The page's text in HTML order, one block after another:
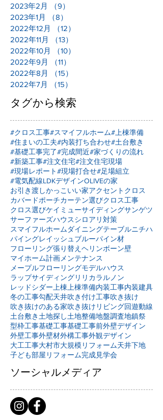
2023年2月
（9）
2023年1月
（8）
2022年12月
（12）
2022年11月
（13）
2022年10月
（10）
2022年9月
（11）
2022年8月
（15）
2022年7月
（15）
タグから検索
#クロス工事#スマイフルホーム#上棟準備
#住まいの工夫#内装打ち合わせ#土台敷き
#基礎工事完了#完成間近#家づくりの流れ
#新築工事#注文住宅#注文住宅現場
#現場レポート#現場打合せ#足場組立
#電気配線LDKデザインOLIVEの家
お引き渡しかっこいい家アクセントクロス
カバードポーチカーテン選びクロス工事
クロス選びケイミューサイディングサンゲツ
サーファーズハウスシロアリ対策
スマイフルホームダイニングテーブルニチハ
パイングレイッシュブルーパイン材
フローリング張り替え ヘリンボーン壁
マイホーム計画メンテナンス
メープルフローリングモデルハウス
ラップサイディングリリカラルノン
レッドシダー上棟上棟準備内装工事内装建具
冬の工事勾配天井吹き付け工事吹き抜け
吹き抜けのある家吹き抜けリビング回遊動線
土台敷き土地探し土地整備地盤調査地鎮祭
型枠工事基礎工事基礎工事前外壁デザイン
外壁工事外壁材外構工事外観デザイン
大工工事大村市大規模リフォーム天井下地
子ども部屋リフォーム完成見学会
ソーシャルメディア